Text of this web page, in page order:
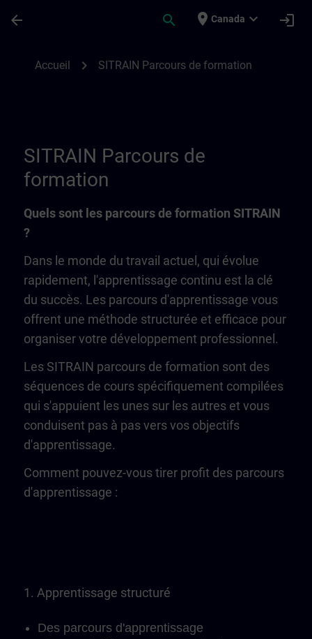
arrow_back search place Canada expand_more login
Accueil chevron_right SITRAIN Parcours de formation
SITRAIN Parcours de
formation
Quels sont les parcours de formation SITRAIN
?
Dans le monde du travail actuel, qui évolue
rapidement, l'apprentissage continu est la clé
du succès. Les parcours d'apprentissage vous
offrent une méthode structurée et efficace pour
organiser votre développement professionnel.
Les SITRAIN parcours de formation sont des
séquences de cours spécifiquement compilées
qui s'appuient les unes sur les autres et vous
conduisent pas à pas vers vos objectifs
d'apprentissage.
Comment pouvez-vous tirer profit des parcours
d'apprentissage :
1. Apprentissage structuré
Des parcours d'apprentissage